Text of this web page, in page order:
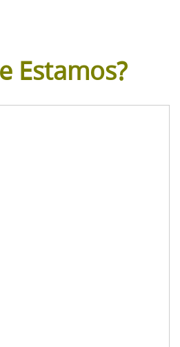
Estamos?